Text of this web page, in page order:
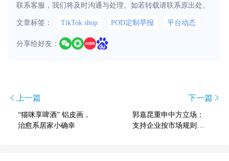
联系客服，我们将及时沟通与处理。如若转载请联系原出处。
文章标签： TikTok shop POD定制早报 平台动态
分享给好友：
上一篇
“猫咪享啤酒” 铝皮画，
治愈系居家小确幸
下一篇
郭嘉昆重申中方立场：
支持企业按市场规则谈